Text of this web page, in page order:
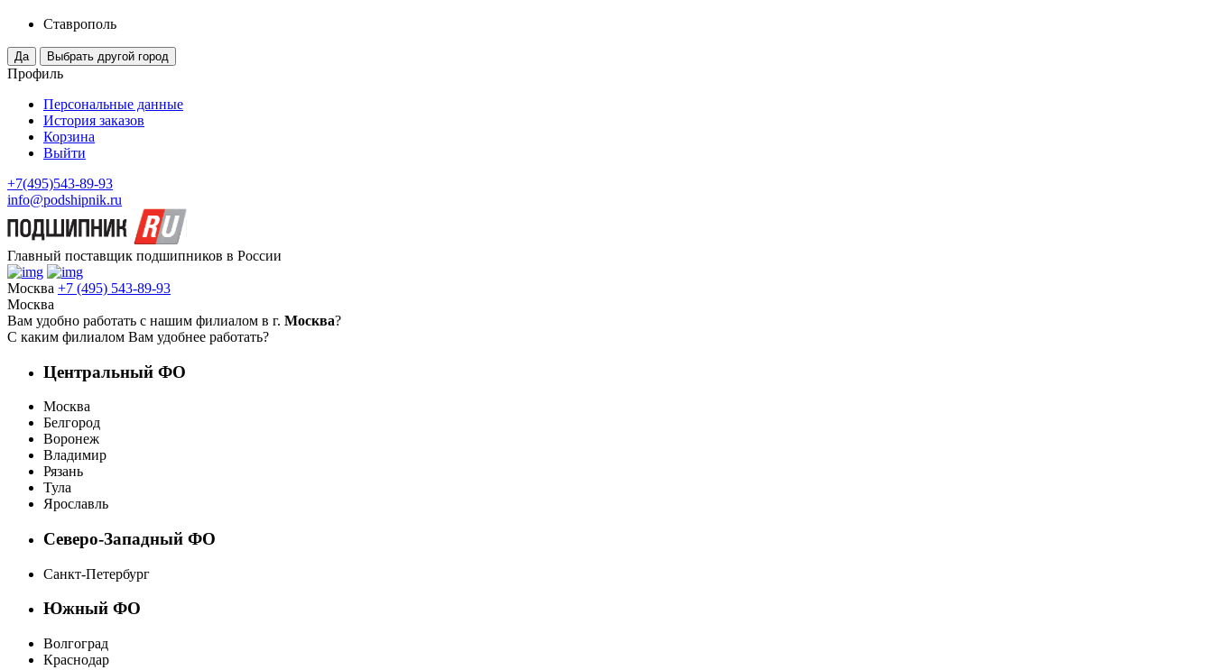
Ставрополь
Профиль
Персональные данные
История заказов
Корзина
Выйти
+7(495)543-89-93
info@podshipnik.ru
Главный поставщик подшипников в России
Москва +7 (495) 543-89-93
Москва
Вам удобно работать с нашим филиалом в г. Москва?
С каким филиалом Вам удобнее работать?
Центральный ФО
Москва
Белгород
Воронеж
Владимир
Рязань
Тула
Ярославль
Северо-Западный ФО
Санкт-Петербург
Южный ФО
Волгоград
Краснодар